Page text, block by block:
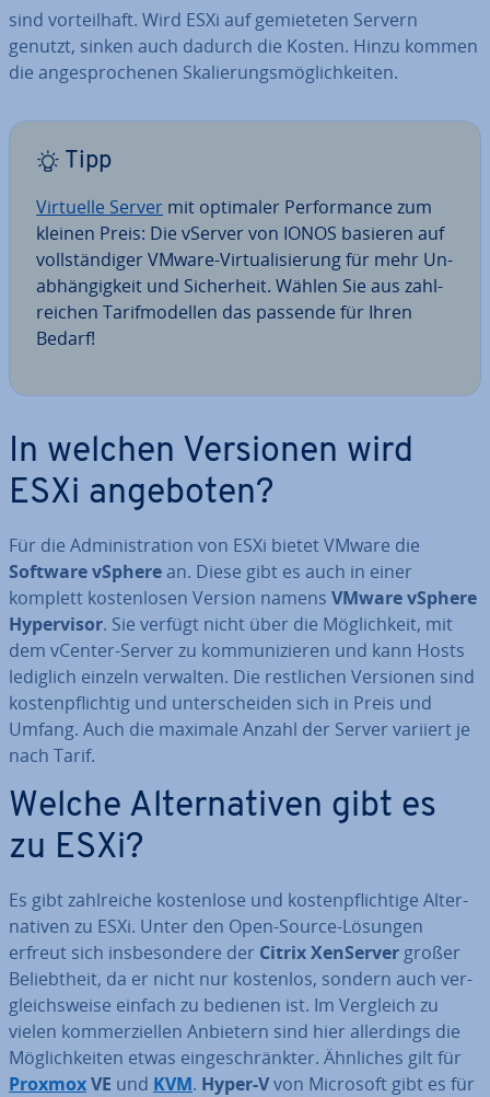
sind vor­teil­haft. Wird ESXi auf ge­mie­te­ten Servern
genutzt, sinken auch dadurch die Kosten. Hinzu kommen
die an­ge­spro­che­nen Ska­lie­rungs­mög­lich­kei­ten.
Tipp
Virtuelle Server mit optimaler Per­for­mance zum
kleinen Preis: Die vServer von IONOS basieren auf
voll­stän­di­ger VMware-Vir­tua­li­sie­rung für mehr Un­
ab­hän­gig­keit und Si­cher­heit. Wählen Sie aus zahl­
rei­chen Ta­rif­mo­del­len das passende für Ihren
Bedarf!
In welchen Versionen wird
ESXi angeboten?
Für die Ad­mi­nis­tra­ti­on von ESXi bietet VMware die
Software vSpherean. Diese gibt es auch in einer
komplett kos­ten­lo­sen Version namens VMware vSphere
Hy­per­vi­sor. Sie verfügt nicht über die Mög­lich­keit, mit
dem vCenter-Server zu kom­mu­ni­zie­ren und kann Hosts
lediglich einzeln verwalten. Die rest­li­chen Versionen sind
kos­ten­pflich­tig und un­ter­schei­den sich in Preis und
Umfang. Auch die maximale Anzahl der Server variiert je
nach Tarif.
Welche Al­ter­na­ti­ven gibt es
zu ESXi?
Es gibt zahl­rei­che kos­ten­lo­se und kos­ten­pflich­ti­ge Al­ter­
na­ti­ven zu ESXi. Unter den Open-Source-Lösungen
erfreut sich ins­be­son­de­re der Citrix XenServer großer
Be­liebt­heit, da er nicht nur kostenlos, sondern auch ver­
gleichs­wei­se einfach zu bedienen ist. Im Vergleich zu
vielen kom­mer­zi­el­len Anbietern sind hier al­ler­dings die
Mög­lich­kei­ten etwas ein­ge­schränk­ter. Ähnliches gilt für
ProxmoxVE und KVM. Hyper-Vvon Microsoft gibt es für